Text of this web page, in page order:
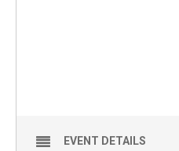
EVENT DETAILS